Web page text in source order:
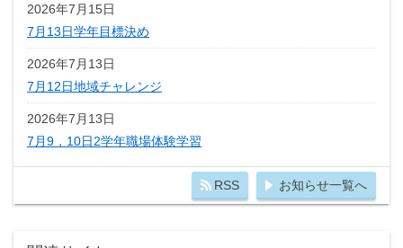
2026年7月15日
7月13日学年目標決め
2026年7月13日
7月12日地域チャレンジ
2026年7月13日
7月9，10日2学年職場体験学習
RSS お知らせ一覧へ